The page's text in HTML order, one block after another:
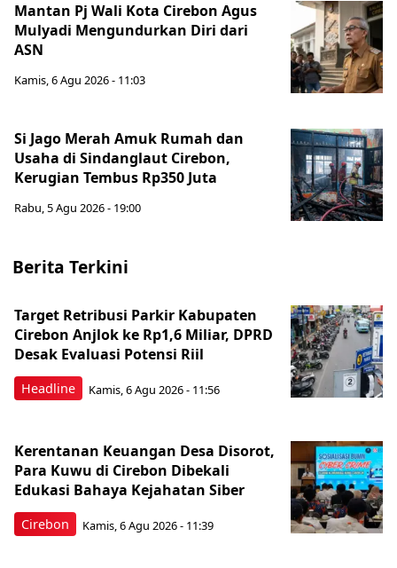
Mantan Pj Wali Kota Cirebon Agus
Mulyadi Mengundurkan Diri dari
ASN
Kamis, 6 Agu 2026 - 11:03
Si Jago Merah Amuk Rumah dan
Usaha di Sindanglaut Cirebon,
Kerugian Tembus Rp350 Juta
Rabu, 5 Agu 2026 - 19:00
Berita Terkini
Headline
Target Retribusi Parkir Kabupaten
Cirebon Anjlok ke Rp1,6 Miliar, DPRD
Desak Evaluasi Potensi Riil
Kamis, 6 Agu 2026 - 11:56
Cirebon
Kerentanan Keuangan Desa Disorot,
Para Kuwu di Cirebon Dibekali
Edukasi Bahaya Kejahatan Siber
Kamis, 6 Agu 2026 - 11:39